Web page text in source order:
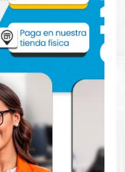
A1 en Lima o
especialmente para
diseño, ingeniería, industria